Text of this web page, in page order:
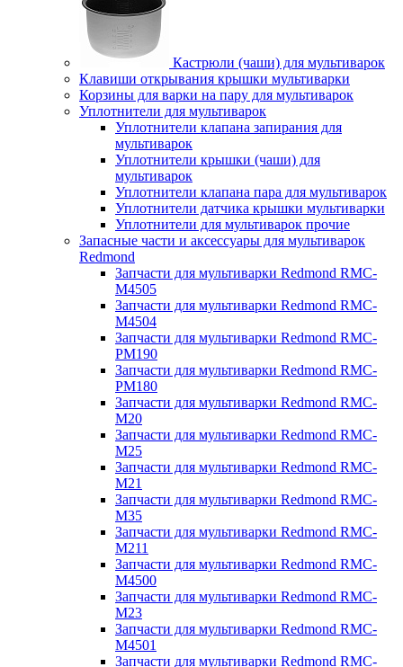
Кастрюли (чаши) для мультиварок
Клавиши открывания крышки мультиварки
Корзины для варки на пару для мультиварок
Уплотнители для мультиварок
Уплотнители клапана запирания для
мультиварок
Уплотнители крышки (чаши) для
мультиварок
Уплотнители клапана пара для мультиварок
Уплотнители датчика крышки мультиварки
Уплотнители для мультиварок прочие
Запасные части и аксессуары для мультиварок
Redmond
Запчасти для мультиварки Redmond RMC-
M4505
Запчасти для мультиварки Redmond RMC-
M4504
Запчасти для мультиварки Redmond RMC-
PM190
Запчасти для мультиварки Redmond RMC-
PM180
Запчасти для мультиварки Redmond RMC-
M20
Запчасти для мультиварки Redmond RMC-
M25
Запчасти для мультиварки Redmond RMC-
M21
Запчасти для мультиварки Redmond RMC-
M35
Запчасти для мультиварки Redmond RMC-
M211
Запчасти для мультиварки Redmond RMC-
M4500
Запчасти для мультиварки Redmond RMC-
M23
Запчасти для мультиварки Redmond RMC-
M4501
Запчасти для мультиварки Redmond RMC-